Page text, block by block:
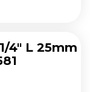
4" L 25mm